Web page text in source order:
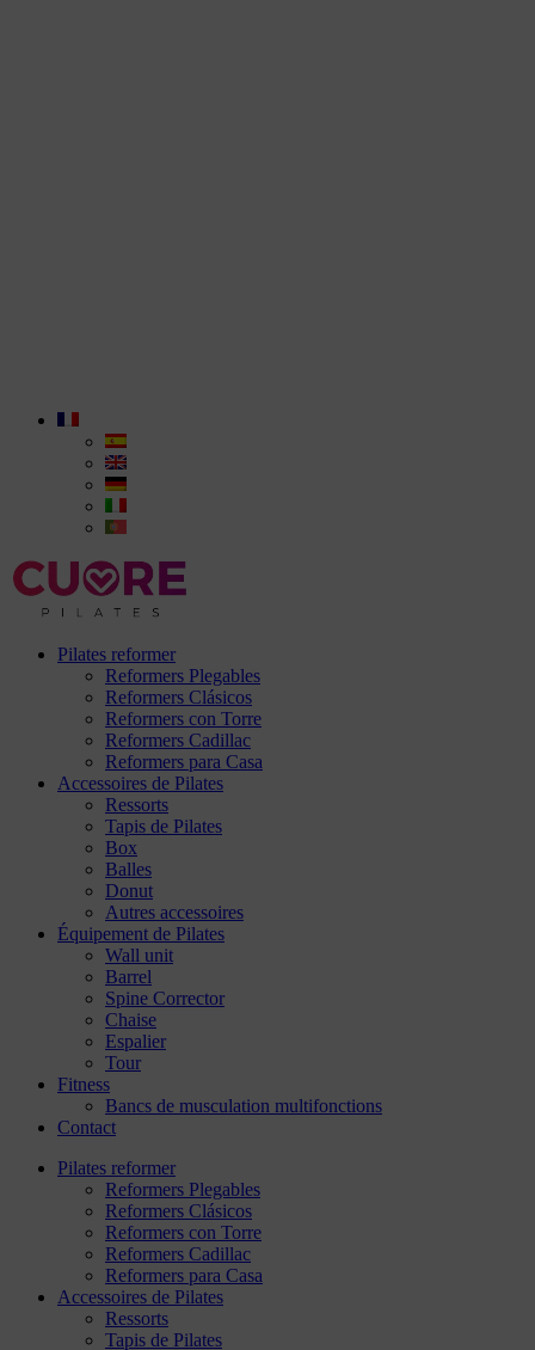
Pilates reformer
Reformers Plegables
Reformers Clásicos
Reformers con Torre
Reformers Cadillac
Reformers para Casa
Accessoires de Pilates
Ressorts
Tapis de Pilates
Box
Balles
Donut
Autres accessoires
Équipement de Pilates
Wall unit
Barrel
Spine Corrector
Chaise
Espalier
Tour
Fitness
Bancs de musculation multifonctions
Contact
Pilates reformer
Reformers Plegables
Reformers Clásicos
Reformers con Torre
Reformers Cadillac
Reformers para Casa
Accessoires de Pilates
Ressorts
Tapis de Pilates